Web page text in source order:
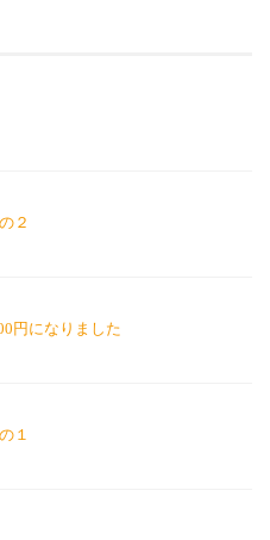
２
円になりました
１